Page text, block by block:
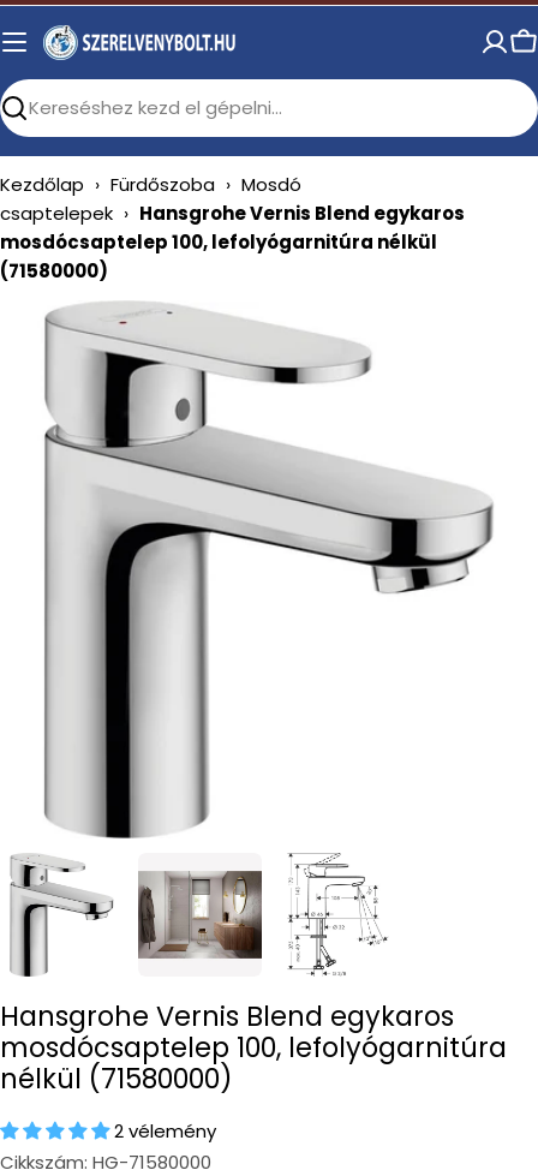
Skip
to
Search
Kezdőlap › Fürdőszoba › Mosdó
csaptelepek › Hansgrohe Vernis Blend egykaros
mosdócsaptelep 100, lefolyógarnitúra nélkül
(71580000)
media 0 in modal
Hansgrohe Vernis Blend egykaros
mosdócsaptelep 100, lefolyógarnitúra
nélkül (71580000)
2 vélemény
Cikkszám: HG-71580000